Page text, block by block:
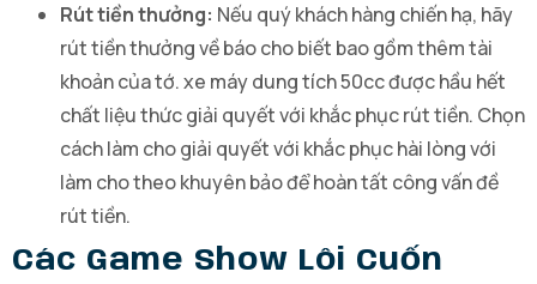
Rút tiền thưởng: Nếu quý khách hàng chiến hạ, hãy
rút tiền thưởng về báo cho biết bao gồm thêm tài
khoản của tớ. xe máy dung tích 50cc được hầu hết
chất liệu thức giải quyết với khắc phục rút tiền. Chọn
cách làm cho giải quyết với khắc phục hài lòng với
làm cho theo khuyên bảo để hoàn tất công vấn đề
rút tiền.
Các Game Show Lôi Cuốn